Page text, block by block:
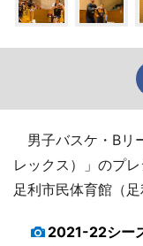
男子バスケ・Bリ
レックス）」のプ
足利市民体育館（
2021-22シー